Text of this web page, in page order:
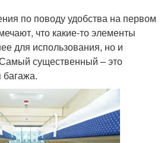
по поводу удобства на первом
что какие-то элементы
для использования, но и
существенный – это